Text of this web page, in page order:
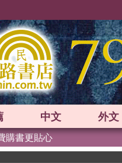
中文 外文
購書更貼心